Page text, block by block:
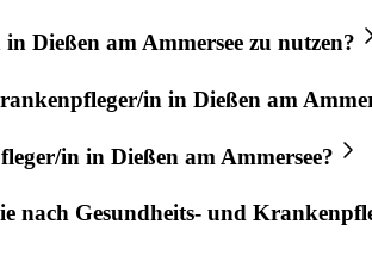
in Dießen am Ammersee zu nutzen?
in in Dießen am
in in Dießen am Ammersee?
nach Gesundheits- und